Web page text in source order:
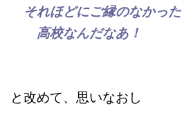
それほどにご縁のなかった
高校なんだなあ！
と改めて、思いなおし